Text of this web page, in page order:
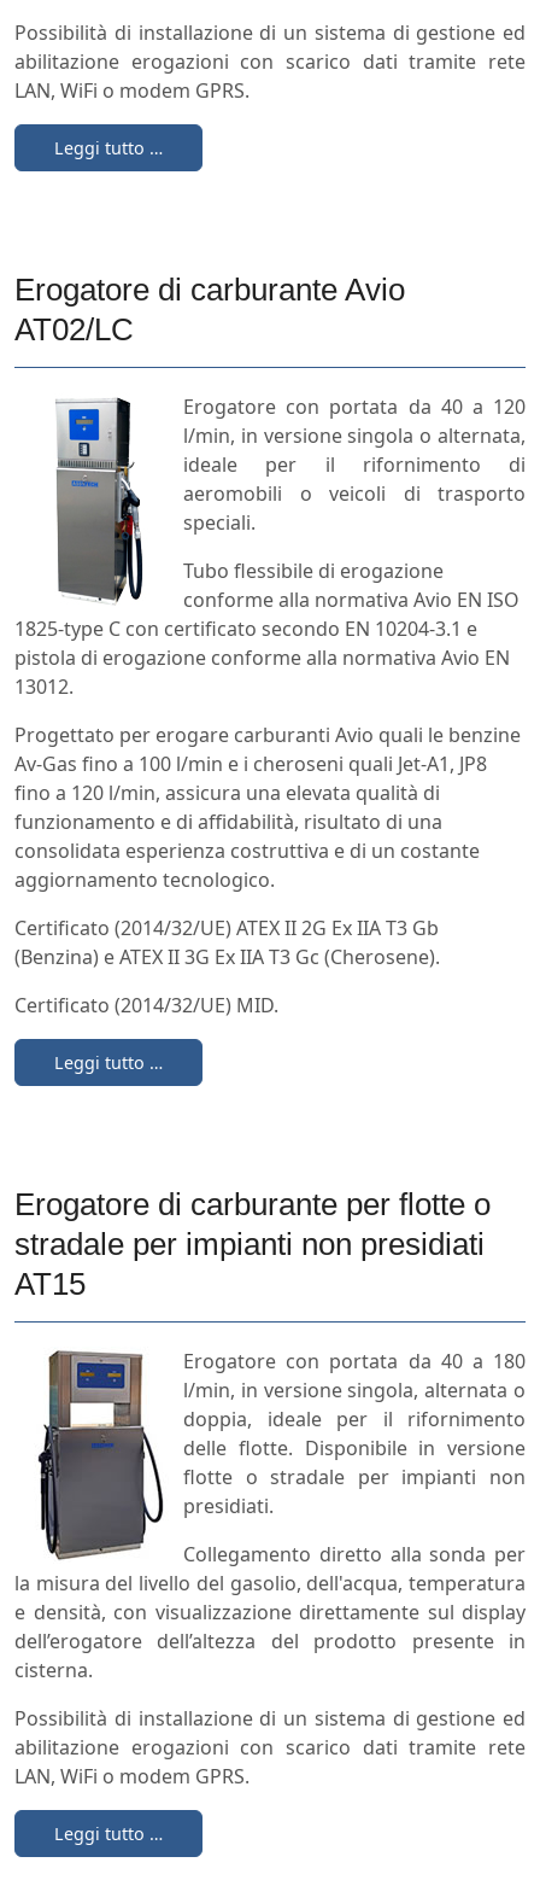
Possibilità di installazione di un sistema di gestione ed
abilitazione erogazioni con scarico dati tramite rete
LAN, WiFi o modem GPRS.
Leggi tutto …
Erogatore di carburante Avio
AT02/LC
Erogatore con portata da 40 a 120
l/min, in versione singola o alternata,
ideale per il rifornimento di
aeromobili o veicoli di trasporto
speciali.
Tubo flessibile di erogazione
conforme alla normativa Avio EN ISO
1825-type C con certificato secondo EN 10204-3.1 e
pistola di erogazione conforme alla normativa Avio EN
13012.
Progettato per erogare carburanti Avio quali le benzine
Av-Gas fino a 100 l/min e i cheroseni quali Jet-A1, JP8
fino a 120 l/min, assicura una elevata qualità di
funzionamento e di affidabilità, risultato di una
consolidata esperienza costruttiva e di un costante
aggiornamento tecnologico.
Certificato (2014/32/UE) ATEX II 2G Ex IIA T3 Gb
(Benzina) e ATEX II 3G Ex IIA T3 Gc (Cherosene).
Certificato (2014/32/UE) MID.
Leggi tutto …
Erogatore di carburante per flotte o
stradale per impianti non presidiati
AT15
Erogatore con portata da 40 a 180
l/min, in versione singola, alternata o
doppia, ideale per il rifornimento
delle flotte. Disponibile in versione
flotte o stradale per impianti non
presidiati.
Collegamento diretto alla sonda per
la misura del livello del gasolio, dell'acqua, temperatura
e densità, con visualizzazione direttamente sul display
dell’erogatore dell’altezza del prodotto presente in
cisterna.
Possibilità di installazione di un sistema di gestione ed
abilitazione erogazioni con scarico dati tramite rete
LAN, WiFi o modem GPRS.
Leggi tutto …